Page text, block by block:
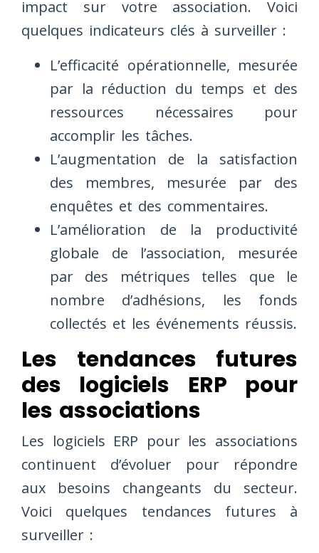
impact sur votre association. Voici
quelques indicateurs clés à surveiller :
L’efficacité opérationnelle, mesurée
par la réduction du temps et des
ressources nécessaires pour
accomplir les tâches.
L’augmentation de la satisfaction
des membres, mesurée par des
enquêtes et des commentaires.
L’amélioration de la productivité
globale de l’association, mesurée
par des métriques telles que le
nombre d’adhésions, les fonds
collectés et les événements réussis.
Les tendances futures
des logiciels ERP pour
les associations
Les logiciels ERP pour les associations
continuent d’évoluer pour répondre
aux besoins changeants du secteur.
Voici quelques tendances futures à
surveiller :